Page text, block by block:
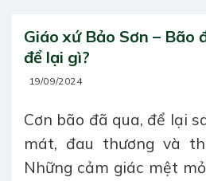
Giáo xứ Bảo Sơn – Bão
để lại gì?
19/09/2024
Cơn bão đã qua, để lại
mát, đau thương và
Những cảm giác mệt